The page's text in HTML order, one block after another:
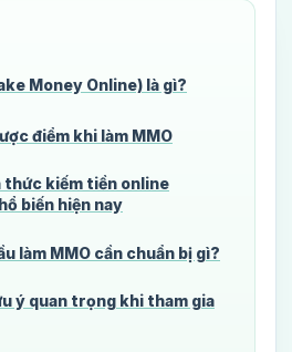
Money Online) là gì?
điểm khi làm MMO
thức kiếm tiền online
biến hiện nay
làm MMO cần chuẩn bị gì?
ý quan trọng khi tham gia